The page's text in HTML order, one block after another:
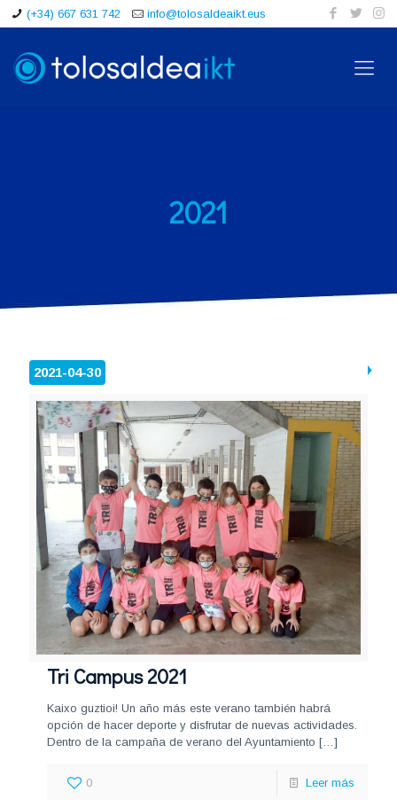
(+34) 667 631 742 info@tolosaldeaikt.eus
2021
2021-04-30
Tri Campus 2021
Kaixo guztioi! Un año más este verano también habrá
opción de hacer deporte y disfrutar de nuevas actividades.
Dentro de la campaña de verano del Ayuntamiento […]
0 Leer más